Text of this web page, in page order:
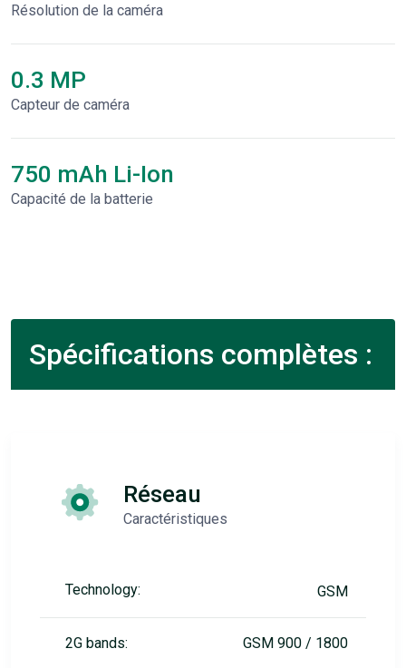
Résolution de la caméra
0.3 MP
Capteur de caméra
750 mAh Li-Ion
Capacité de la batterie
Spécifications complètes :
Réseau
Caractéristiques
Technology: GSM
2G bands: GSM 900 / 1800